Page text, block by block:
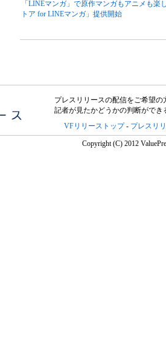
「LINEマンガ」で原作マンガもアニメも
トア for LINEマンガ」提供開始
プレスリリースの配信をご希望の
記者が見たかどうかの判断がで
VFリリーストップ- プレスリ
Copyright (C) 2012